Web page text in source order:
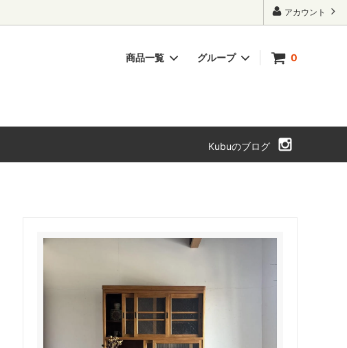
アカウント
0
商品一覧 グループ
Kubuのブログ